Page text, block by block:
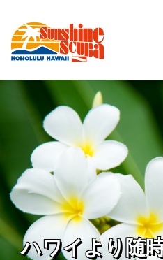
ハワイより随